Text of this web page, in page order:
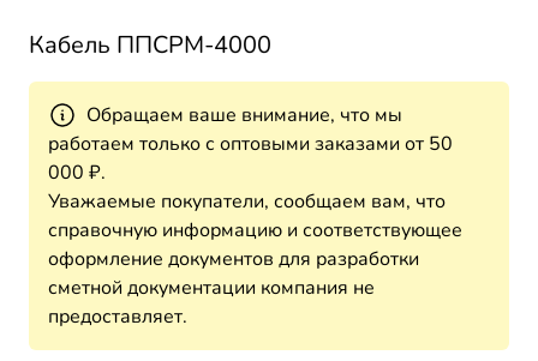
Кабель ППСРМ-4000
Обращаем ваше внимание, что мы
работаем только с оптовыми заказами от 50
000 ₽.
Уважаемые покупатели, сообщаем вам, что
справочную информацию и соответствующее
оформление документов для разработки
сметной документации компания не
предоставляет.